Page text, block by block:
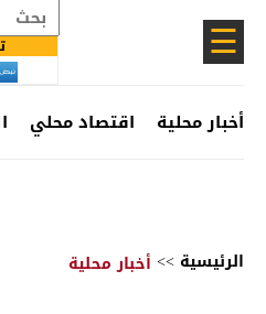
☰
أخبار محلية اقتصاد محلي
الرئيسية >> أخبار محلية